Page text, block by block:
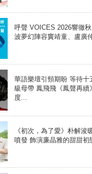
呼聲 VOICES 2026響徹
波夢幻陣容竇靖童、盧廣
華語樂壇引頸期盼 等待十
級母帶 鳳飛飛《鳳聲再續
度...
《初次，為了愛》朴解浚
噴發 飾演廉晶雅的甜甜初